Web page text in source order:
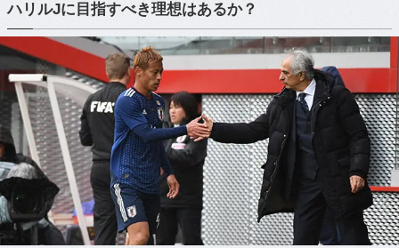
ハリルJに目指すべき理想はあるか？